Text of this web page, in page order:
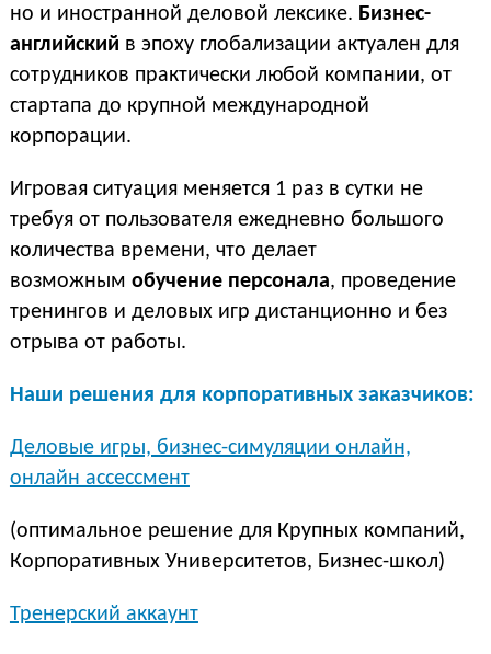
но и иностранной деловой лексике. Бизнес-
английский в эпоху глобализации актуален для
сотрудников практически любой компании, от
стартапа до крупной международной
корпорации.
Игровая ситуация меняется 1 раз в сутки не
требуя от пользователя ежедневно большого
количества времени, что делает
возможным обучение персонала, проведение
тренингов и деловых игр дистанционно и без
отрыва от работы.
Наши решения для корпоративных заказчиков:
Деловые игры, бизнес-симуляции онлайн,
онлайн ассессмент
(оптимальное решение для Крупных компаний,
Корпоративных Университетов, Бизнес-школ)
Тренерский аккаунт